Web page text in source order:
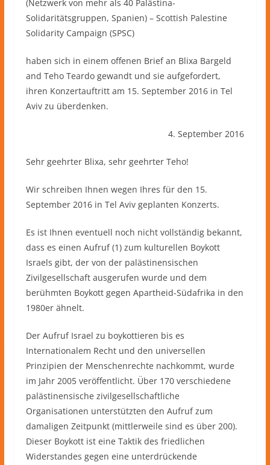
(Netzwerk von mehr als 40 Palästina-
Solidaritätsgruppen, Spanien) – Scottish Palestine
Solidarity Campaign (SPSC)
haben sich in einem offenen Brief an Blixa Bargeld
and Teho Teardo gewandt und sie aufgefordert,
ihren Konzertauftritt am 15. September 2016 in Tel
Aviv zu überdenken.
4. September 2016
Sehr geehrter Blixa, sehr geehrter Teho!
Wir schreiben Ihnen wegen Ihres für den 15.
September 2016 in Tel Aviv geplanten Konzerts.
Es ist Ihnen eventuell noch nicht vollständig bekannt,
dass es einen Aufruf (1) zum kulturellen Boykott
Israels gibt, der von der palästinensischen
Zivilgesellschaft ausgerufen wurde und dem
berühmten Boykott gegen Apartheid-Südafrika in den
1980er ähnelt.
Der Aufruf Israel zu boykottieren bis es
Internationalem Recht und den universellen
Prinzipien der Menschenrechte nachkommt, wurde
im Jahr 2005 veröffentlicht. Über 170 verschiedene
palästinensische zivilgesellschaftliche
Organisationen unterstützten den Aufruf zum
damaligen Zeitpunkt (mittlerweile sind es über 200).
Dieser Boykott ist eine Taktik des friedlichen
Widerstandes gegen eine unterdrückende